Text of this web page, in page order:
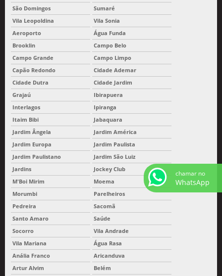
São Domingos
Sumaré
Vila Leopoldina
Vila Sonia
Aeroporto
Água Funda
Brooklin
Campo Belo
Campo Grande
Campo Limpo
Capão Redondo
Cidade Ademar
Cidade Dutra
Cidade Jardim
Grajaú
Ibirapuera
Interlagos
Ipiranga
Itaim Bibi
Jabaquara
Jardim Ângela
Jardim América
Jardim Europa
Jardim Paulista
Jardim Paulistano
Jardim São Luiz
Jardins
Jockey Club
M'Boi Mirim
Moema
Morumbi
Parelheiros
Pedreira
Sacomã
Santo Amaro
Saúde
Socorro
Vila Andrade
Vila Mariana
Água Rasa
Anália Franco
Aricanduva
Artur Alvim
Belém
chamar no
WhatsApp